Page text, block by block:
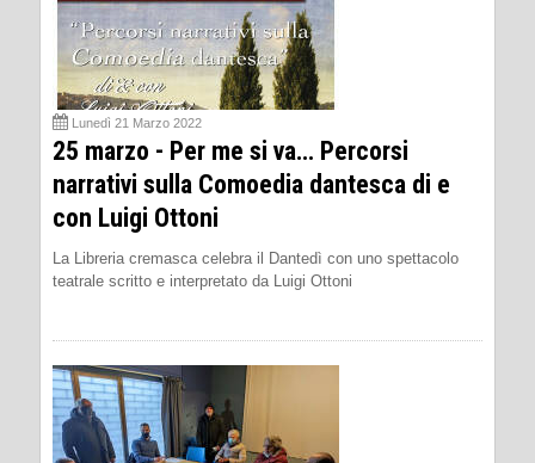
Lunedì 21 Marzo 2022
25 marzo - Per me si va… Percorsi
narrativi sulla Comoedia dantesca di e
con Luigi Ottoni
La Libreria cremasca celebra il Dantedì con uno spettacolo
teatrale scritto e interpretato da Luigi Ottoni